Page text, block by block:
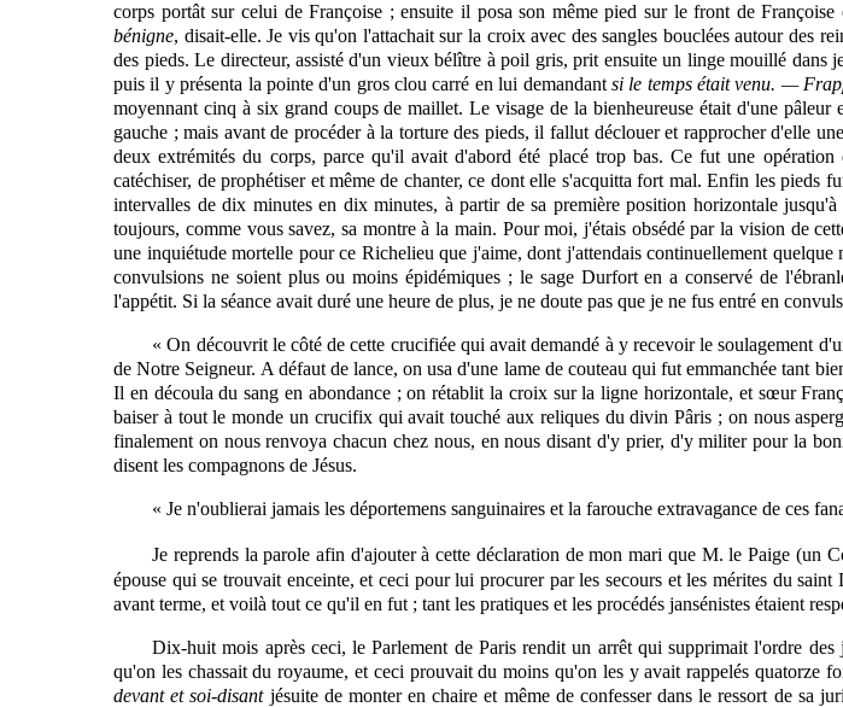
corps portât sur celui de Françoise ; ensuite il posa son même pied sur le front de
bénigne, disait-elle. Je vis qu'on l'attachait sur la croix avec des sangles bouclées autour des
des pieds. Le directeur, assisté d'un vieux bélître à poil gris, prit ensuite un linge mouillé
puis il y présenta la pointe d'un gros clou carré en lui demandantsi le temps était venu. —
moyennant cinq à six grand coups de maillet. Le visage de la bienheureuse était d'une
gauche ; mais avant de procéder à la torture des pieds, il fallut déclouer et rapprocher d'elle
deux extrémités du corps, parce qu'il avait d'abord été placé trop bas. Ce fut une
catéchiser, de prophétiser et même de chanter, ce dont elle s'acquitta fort mal. Enfin les
intervalles de dix minutes en dix minutes, à partir de sa première position horizontale
toujours, comme vous savez, sa montre à la main. Pour moi, j'étais obsédé par la vision de
une inquiétude mortelle pour ce Richelieu que j'aime, dont j'attendais continuellement
convulsions ne soient plus ou moins épidémiques ; le sage Durfort en a conservé de
l'appétit. Si la séance avait duré uneheure de plus, je ne doute pas que je ne fus entré en
« On découvrit le côté de cette crucifiée qui avait demandé à y recevoir le soulagement
de Notre Seigneur. A défaut de lance, on usa d'une lame de couteau qui fut emmanchée tant
Il en découla du sang en abondance ; on rétablit la croix sur la ligne horizontale, et sœur
baiser à tout le monde un crucifix qui avait touché aux reliques du divin Pâris ; on nous
finalement on nous renvoya chacun chez nous, en nous disant d'y prier, d'y militer pour la
disent les compagnons de Jésus.
« Je n'oublierai jamais les déportemens sanguinaires et la farouche extravagance de ces
Je reprends la parole afin d'ajouter à cette déclaration de mon mari que M. le Paige (un
épouse qui se trouvait enceinte, et ceci pour lui procurer par les secours et les mérites du
avant terme, et voilà tout ce qu'il en fut ; tant les pratiques et les procédés jansénistes étaient
Dix-huit mois après ceci, le Parlement de Paris rendit un arrêt qui supprimait l'ordre
qu'on les chassait du royaume, et ceci prouvait du moins qu'on les y avait rappelés
devant et soi-disantjésuite de monter en chaire et même de confesser dans le ressort de sa